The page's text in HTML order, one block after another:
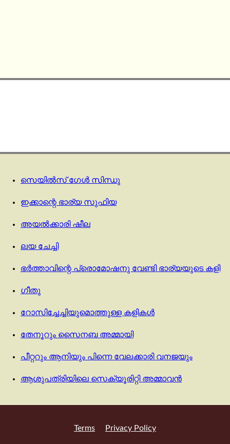
സെയിൽസ് ഗേൾ സിന്ധു
ഇക്കാന്റെ ഭാര്യ സുഫിയ
അയൽക്കാരി ഷീല
ലയ ചേച്ചി
ഭർത്താവിന്റെ പ്രൊമോഷനു വേണ്ടി ഭാര്യയുടെ കളി
ഗീതു
റോസിച്ചേച്ചിയുമൊത്തുള്ള കളികൾ
തേനൂറും സൈനബ അമ്മായി
പീറ്ററും ആനിയും പിന്നെ വേലക്കാരി വനജയും
ആശുപത്രിയിലെ സെക്യൂരിറ്റി അമ്മാവൻ
Terms Privacy Policy